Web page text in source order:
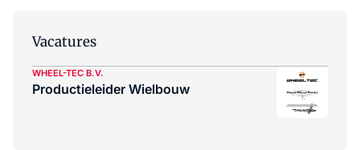
Vacatures
WHEEL-TEC B.V.
Productieleider Wielbouw